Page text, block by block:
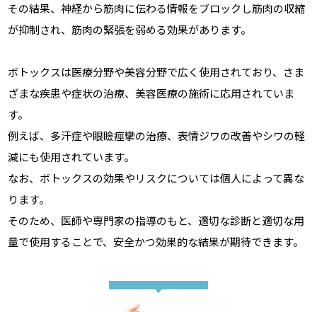
その結果、神経から筋肉に伝わる情報をブロックし筋肉の収縮
が抑制され、筋肉の緊張を弱める効果があります。
ボトックスは医療分野や美容分野で広く使用されており、さま
ざまな疾患や症状の治療、美容医療の施術に応用されていま
す。
例えば、多汗症や眼瞼痙攣の治療、表情ジワの改善やシワの軽
減にも使用されています。
なお、ボトックスの効果やリスクについては個人によって異な
ります。
そのため、医師や専門家の指導のもと、適切な診断と適切な用
量で使用することで、安全かつ効果的な結果が期待できます。